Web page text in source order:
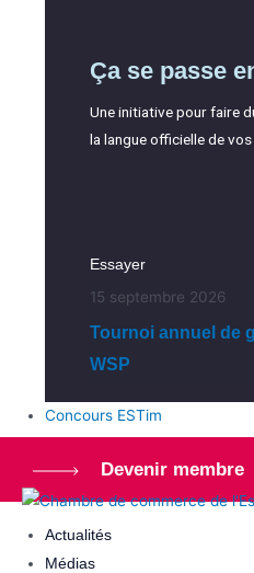
Ça se passe
Une initiative pour faire
la langue officielle de
Essayer
15 septembre 2026
Tournoi annuel de
WSP
Concours ESTim
Devenir membre
Actualités
Médias